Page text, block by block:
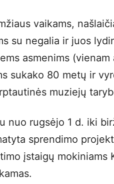
vaikams,
su negalia ir juos
asmenims
sukako 80 metų ir
muziejų
nuo rugsėjo 1 d. iki
sprendimo
įstaigų mokiniams